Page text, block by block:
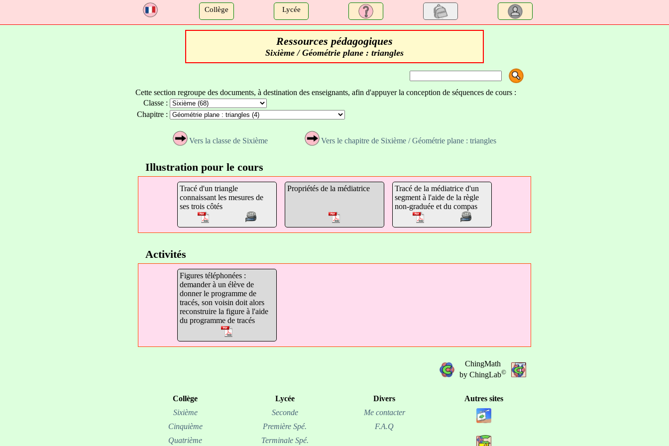
a Collège Lycée
Ressources pédagogiques
Sixième / Géométrie plane : triangles
Cette section regroupe des documents, à destination des enseignants, afin d'appuyer la conception de séquences de cours :
Classe :
Chapitre :
Vers la classe de Sixième Vers le chapitre de Sixième / Géométrie plane : triangles
Illustration pour le cours
Tracé d'un triangle
connaissant les mesures de
ses trois côtés
Propriétés de la médiatrice
Tracé de la médiatrice d'un
segment à l'aide de la règle
non-graduée et du compas
Activités
Figures téléphonées :
demander à un élève de
donner le programme de
tracés, son voisin doit alors
reconstruire la figure à l'aide
du programme de tracés
ChingMath
by ChingLab©
Collège
Sixième
Cinquième
Quatrième
Lycée
Seconde
Première Spé.
Terminale Spé.
Divers
Me contacter
F.A.Q
Autres sites